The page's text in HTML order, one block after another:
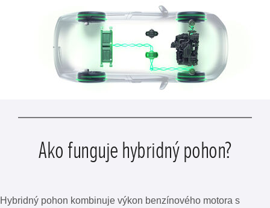
Ako funguje hybridný pohon?
Hybridný pohon kombinuje výkon benzínového motora s